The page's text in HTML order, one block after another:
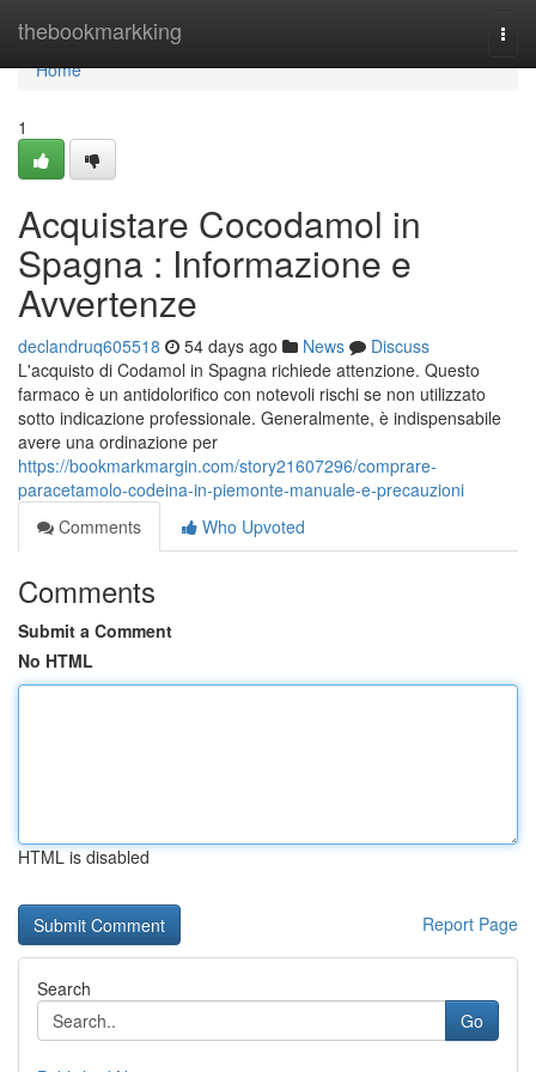
thebookmarkking
Home
Home
1
Acquistare Cocodamol in
Spagna : Informazione e
Avvertenze
declandruq605518 54 days ago News
Discuss
L'acquisto di Codamol in Spagna richiede attenzione. Questo
farmaco è un antidolorifico con notevoli rischi se non utilizzato
sotto indicazione professionale. Generalmente, è indispensabile
avere una ordinazione per
https://bookmarkmargin.com/story21607296/comprare-
paracetamolo-codeina-in-piemonte-manuale-e-precauzioni
Comments
Who Upvoted
Comments
Submit a Comment
No HTML
HTML is disabled
Report Page
Search
Go